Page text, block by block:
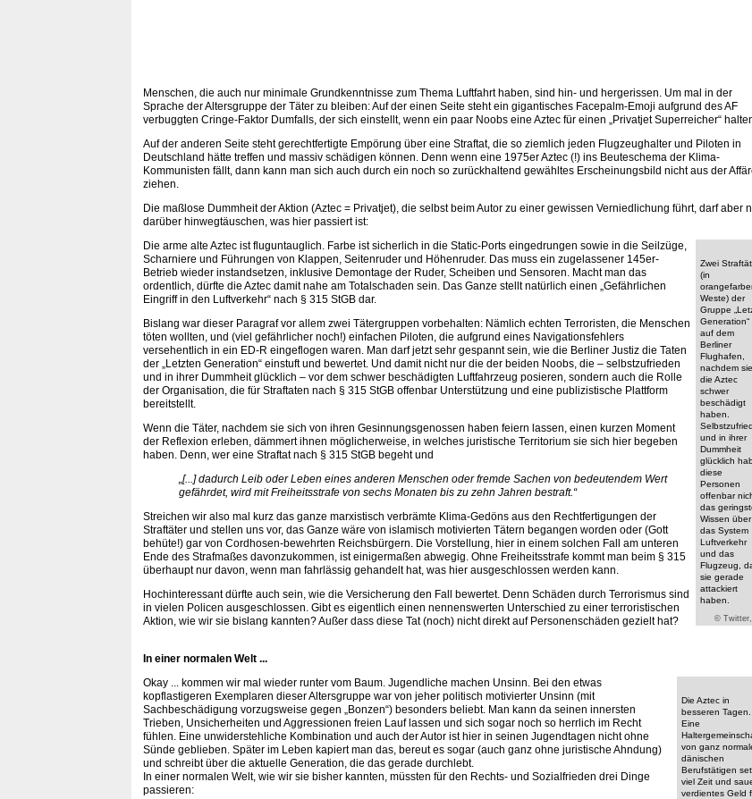
Menschen, die auch nur minimale Grundkenntnisse zum Thema Luftfahrt haben, sind hin- und hergerissen. Um mal in der
Sprache der Altersgruppe der Täter zu bleiben: Auf der einen Seite steht ein gigantisches Facepalm-Emoji aufgrund des AF
verbuggten Cringe-Faktor Dumfalls, der sich einstellt, wenn ein paar Noobs eine Aztec für einen „Privatjet Superreicher“
Auf der anderen Seite steht gerechtfertigte Empörung über eine Straftat, die so ziemlich jeden Flugzeughalter und Piloten in
Deutschland hätte treffen und massiv schädigen können. Denn wenn eine 1975er Aztec (!) ins Beuteschema der Klima-
Kommunisten fällt, dann kann man sich auch durch ein noch so zurückhaltend gewähltes Erscheinungsbild nicht aus der
ziehen.
Die maßlose Dummheit der Aktion (Aztec = Privatjet), die selbst beim Autor zu einer gewissen Verniedlichung führt, darf aber
darüber hinwegtäuschen, was hier passiert ist:
Zwei
(in
Weste) der
Gruppe
Generation“
auf dem
Berliner
Flughafen,
nachdem sie
die Aztec
schwer
beschädigt
haben.
und in ihrer
Dummheit
glücklich
diese
Personen
offenbar
das
Wissen über
das System
Luftverkehr
und das
Flugzeug,
sie gerade
attackiert
haben.
©
Die arme alte Aztec ist fluguntauglich. Farbe ist sicherlich in die Static-Ports eingedrungen sowie in die Seilzüge,
Scharniere und Führungen von Klappen, Seitenruder und Höhenruder. Das muss ein zugelassener 145er-
Betrieb wieder instandsetzen, inklusive Demontage der Ruder, Scheiben und Sensoren. Macht man das
ordentlich, dürfte die Aztec damit nahe am Totalschaden sein. Das Ganze stellt natürlich einen „Gefährlichen
Eingriff in den Luftverkehr“ nach § 315 StGB dar.
Bislang war dieser Paragraf vor allem zwei Tätergruppen vorbehalten: Nämlich echten Terroristen, die Menschen
töten wollten, und (viel gefährlicher noch!) einfachen Piloten, die aufgrund eines Navigationsfehlers
versehentlich in ein ED-R eingeflogen waren. Man darf jetzt sehr gespannt sein, wie die Berliner Justiz die Taten
der „Letzten Generation“ einstuft und bewertet. Und damit nicht nur die der beiden Noobs, die – selbstzufrieden
und in ihrer Dummheit glücklich – vor dem schwer beschädigten Luftfahrzeug posieren, sondern auch die Rolle
der Organisation, die für Straftaten nach § 315 StGB offenbar Unterstützung und eine publizistische Plattform
bereitstellt.
Wenn die Täter, nachdem sie sich von ihren Gesinnungsgenossen haben feiern lassen, einen kurzen Moment
der Reflexion erleben, dämmert ihnen möglicherweise, in welches juristische Territorium sie sich hier begeben
haben. Denn, wer eine Straftat nach § 315 StGB begeht und
„[...] dadurch Leib oder Leben eines anderen Menschen oder fremde Sachen von bedeutendem Wert
gefährdet, wird mit Freiheitsstrafe von sechs Monaten bis zu zehn Jahren bestraft.“
Streichen wir also mal kurz das ganze marxistisch verbrämte Klima-Gedöns aus den Rechtfertigungen der
Straftäter und stellen uns vor, das Ganze wäre von islamisch motivierten Tätern begangen worden oder (Gott
behüte!) gar von Cordhosen-bewehrten Reichsbürgern. Die Vorstellung, hier in einem solchen Fall am unteren
Ende des Strafmaßes davonzukommen, ist einigermaßen abwegig. Ohne Freiheitsstrafe kommt man beim § 315
überhaupt nur davon, wenn man fahrlässig gehandelt hat, was hier ausgeschlossen werden kann.
Hochinteressant dürfte auch sein, wie die Versicherung den Fall bewertet. Denn Schäden durch Terrorismus sind
in vielen Policen ausgeschlossen. Gibt es eigentlich einen nennenswerten Unterschied zu einer terroristischen
Aktion, wie wir sie bislang kannten? Außer dass diese Tat (noch) nicht direkt auf Personenschäden gezielt hat?
In einer normalen Welt ...
Die Aztec in
besseren Tagen.
Eine
von ganz
dänischen
Berufstätigen
viel Zeit und
verdientes Geld
Okay ... kommen wir mal wieder runter vom Baum. Jugendliche machen Unsinn. Bei den etwas
kopflastigeren Exemplaren dieser Altersgruppe war von jeher politisch motivierter Unsinn (mit
Sachbeschädigung vorzugsweise gegen „Bonzen“) besonders beliebt. Man kann da seinen innersten
Trieben, Unsicherheiten und Aggressionen freien Lauf lassen und sich sogar noch so herrlich im Recht
fühlen. Eine unwiderstehliche Kombination und auch der Autor ist hier in seinen Jugendtagen nicht ohne
Sünde geblieben. Später im Leben kapiert man das, bereut es sogar (auch ganz ohne juristische Ahndung)
und schreibt über die aktuelle Generation, die das gerade durchlebt.
In einer normalen Welt, wie wir sie bisher kannten, müssten für den Rechts- und Sozialfrieden drei Dinge
passieren: